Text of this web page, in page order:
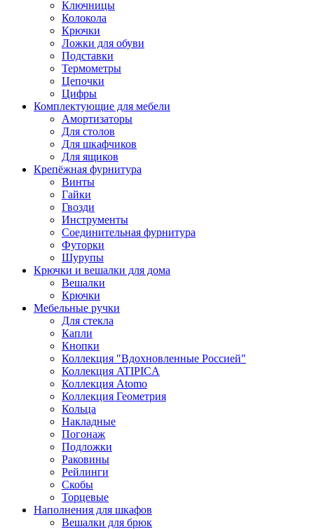
Ключницы
Колокола
Крючки
Ложки для обуви
Подставки
Термометры
Цепочки
Цифры
Комплектующие для мебели
Амортизаторы
Для столов
Для шкафчиков
Для ящиков
Крепёжная фурнитура
Винты
Гайки
Гвозди
Инструменты
Соединительная фурнитура
Футорки
Шурупы
Крючки и вешалки для дома
Вешалки
Крючки
Мебельные ручки
Для стекла
Капли
Кнопки
Коллекция "Вдохновленные Россией"
Коллекция ATIPICA
Коллекция Atomo
Коллекция Геометрия
Кольца
Накладные
Погонаж
Подложки
Раковины
Рейлинги
Скобы
Торцевые
Наполнения для шкафов
Вешалки для брюк